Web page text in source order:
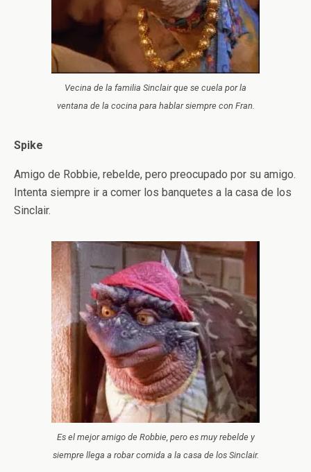
Vecina de la familia Sinclair que se cuela por la
ventana de la cocina para hablar siempre con Fran.
Spike
Amigo de Robbie, rebelde, pero preocupado por su amigo.
Intenta siempre ir a comer los banquetes a la casa de los
Sinclair.
Es el mejor amigo de Robbie, pero es muy rebelde y
siempre llega a robar comida a la casa de los Sinclair.